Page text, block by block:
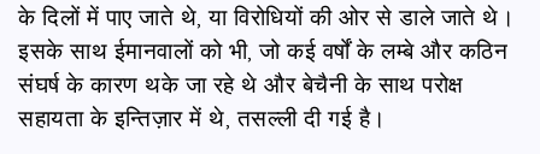
के दिलों में पाए जाते थे, या विरोधियों की ओर से डाले जाते थे।
इसके साथ ईमानवालों को भी, जो कई वर्षों के लम्बे और कठिन
संघर्ष के कारण थके जा रहे थे और बेचैनी के साथ परोक्ष
सहायता के इन्तिज़ार में थे, तसल्ली दी गई है।